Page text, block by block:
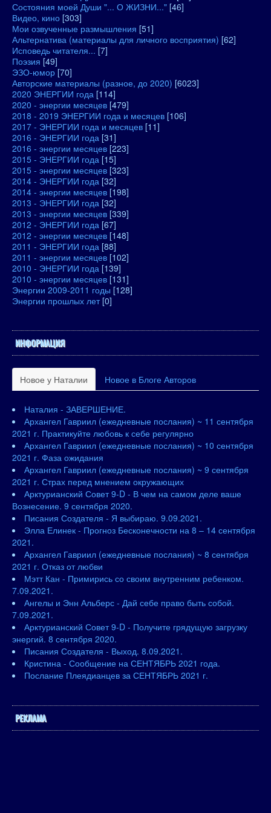
Состояния моей Души "... О ЖИЗНИ..." [46]
Видео, кино [303]
Мои озвученные размышления [51]
Альтернатива (материалы для личного восприятия) [62]
Исповедь читателя... [7]
Поэзия [49]
ЭЗО-юмор [70]
Авторские материалы (разное, до 2020) [6023]
2020 ЭНЕРГИИ года [114]
2020 - энергии месяцев [479]
2018 - 2019 ЭНЕРГИИ года и месяцев [106]
2017 - ЭНЕРГИИ года и месяцев [11]
2016 - ЭНЕРГИИ года [31]
2016 - энергии месяцев [223]
2015 - ЭНЕРГИИ года [15]
2015 - энергии месяцев [323]
2014 - ЭНЕРГИИ года [32]
2014 - энергии месяцев [198]
2013 - ЭНЕРГИИ года [32]
2013 - энергии месяцев [339]
2012 - ЭНЕРГИИ года [67]
2012 - энергии месяцев [148]
2011 - ЭНЕРГИИ года [88]
2011 - энергии месяцев [102]
2010 - ЭНЕРГИИ года [139]
2010 - энергии месяцев [131]
Энергии 2009-2011 годы [128]
Энергии прошлых лет [0]
ИНФОРМАЦИЯ
Новое у Наталии Новое в Блоге Авторов
Наталия - ЗАВЕРШЕНИЕ.
Архангел Гавриил (ежедневные послания) ~ 11 сентября
2021 г. Практикуйте любовь к себе регулярно
Архангел Гавриил (ежедневные послания) ~ 10 сентября
2021 г. Фаза ожидания
Архангел Гавриил (ежедневные послания) ~ 9 сентября
2021 г. Страх перед мнением окружающих
Арктурианский Совет 9-D - В чем на самом деле ваше
Вознесение. 9 сентября 2020.
Писания Создателя - Я выбираю. 9.09.2021.
Элла Елинек - Прогноз Бесконечности на 8 – 14 сентября
2021.
Архангел Гавриил (ежедневные послания) ~ 8 сентября
2021 г. Отказ от любви
Мэтт Кан - Примирись со своим внутренним ребенком.
7.09.2021.
Ангелы и Энн Альберс - Дай себе право быть собой.
7.09.2021.
Арктурианский Совет 9-D - Получите грядущую загрузку
энергий. 8 сентября 2020.
Писания Создателя - Выход. 8.09.2021.
Кристина - Сообщение на СЕНТЯБРЬ 2021 года.
Послание Плеядианцев за СЕНТЯБРЬ 2021 г.
РЕКЛАМА